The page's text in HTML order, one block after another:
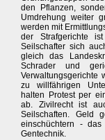
den Pflanzen,
Umdrehung weiter
werden mit
der Strafgerichte
Seilschafter sich
gleich das
Schrader und
Verwaltungsgerichte
zu willfährigen
halten Protest per
ab. Zivilrecht ist
Seilschaften. Geld
einschüchtern -
Gentechnik.